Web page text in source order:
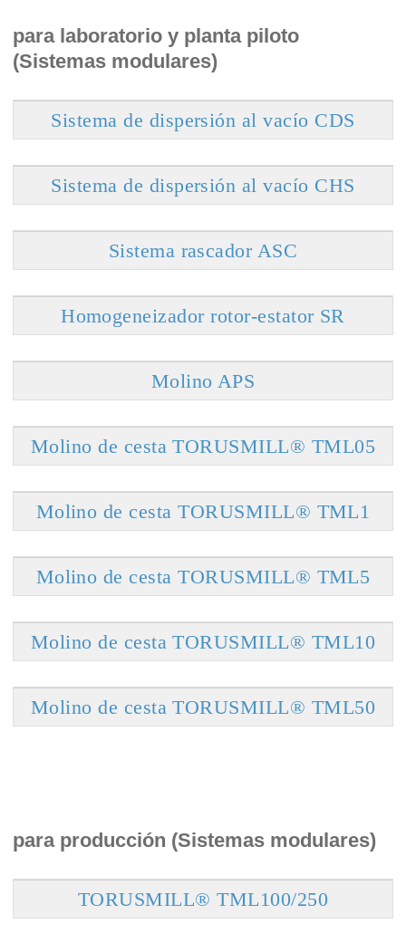
para laboratorio y planta piloto
(Sistemas modulares)
Sistema de dispersión al vacío CDS
Sistema de dispersión al vacío CHS
Sistema rascador ASC
Homogeneizador rotor-estator SR
Molino APS
Molino de cesta TORUSMILL® TML05
Molino de cesta TORUSMILL® TML1
Molino de cesta TORUSMILL® TML5
Molino de cesta TORUSMILL® TML10
Molino de cesta TORUSMILL® TML50
para producción (Sistemas modulares)
TORUSMILL® TML100/250